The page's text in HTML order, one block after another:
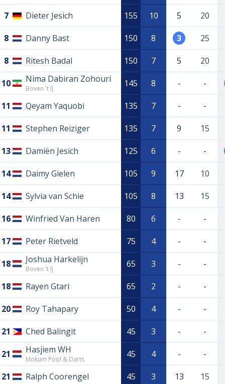
7 Dieter Jesich 155 10 5 20
8 Danny Bast 150 8 3 25
8 Ritesh Badal 150 7 5 20
10 Nima Dabiran Zohouri
Boven 't IJ 145 8 - -
11 Qeyam Yaquobi 135 7 - -
11 Stephen Reiziger 135 7 9 15
13 Damiën Jesich 125 6 - -
14 Daimy Gielen 105 9 17 10
14 Sylvia van Schie 105 8 13 15
16 Winfried Van Haren 80 6 - -
17 Peter Rietveld 75 4 - -
18 Joshua Harkelijn
Boven 't IJ 65 3 - -
18 Rayen Gtari 65 2 - -
20 Roy Tahapary 50 4 - -
21 Ched Balingit 45 3 - -
21 Hasjiem WH
Mokum Pool & Darts 45 4 - -
21 Ralph Coorengel 45 3 13 15